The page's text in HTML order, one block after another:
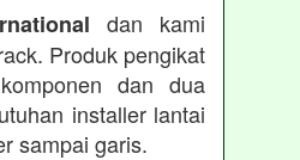
dan kami
Produk pengikat
dan dua
installer lantai
sampai garis.